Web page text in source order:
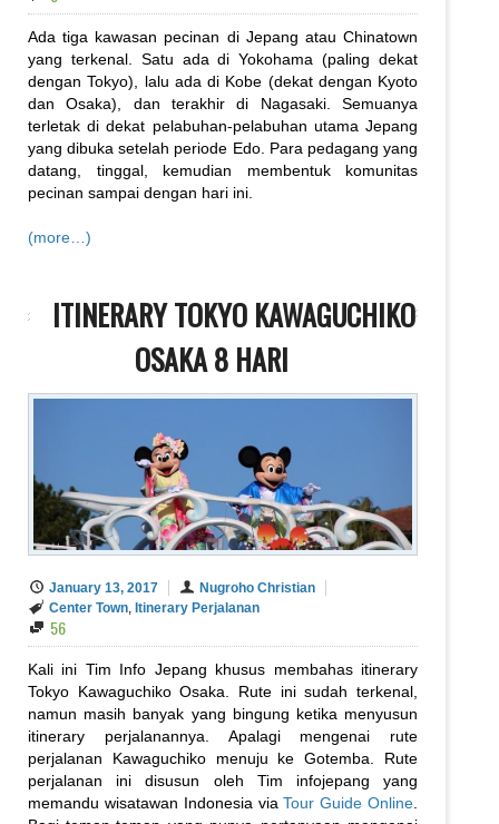
Ada tiga kawasan pecinan di Jepang atau Chinatown
yang terkenal. Satu ada di Yokohama (paling dekat
dengan Tokyo), lalu ada di Kobe (dekat dengan Kyoto
dan Osaka), dan terakhir di Nagasaki. Semuanya
terletak di dekat pelabuhan-pelabuhan utama Jepang
yang dibuka setelah periode Edo. Para pedagang yang
datang, tinggal, kemudian membentuk komunitas
pecinan sampai dengan hari ini.
(more…)
ITINERARY TOKYO KAWAGUCHIKO
OSAKA 8 HARI
January 13, 2017
Nugroho Christian
Center Town Itinerary Perjalanan
56
Kali ini Tim Info Jepang khusus membahas itinerary
Tokyo Kawaguchiko Osaka. Rute ini sudah terkenal,
namun masih banyak yang bingung ketika menyusun
itinerary perjalanannya. Apalagi mengenai rute
perjalanan Kawaguchiko menuju ke Gotemba. Rute
perjalanan ini disusun oleh Tim infojepang yang
memandu wisatawan Indonesia viaTour Guide Online